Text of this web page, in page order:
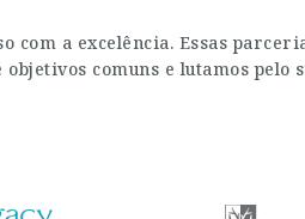
com a excelência. Essas
comuns e lutamos pelo